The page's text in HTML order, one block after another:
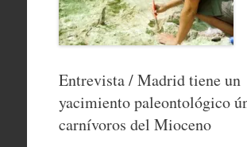
Entrevista / Madrid tiene un
yacimiento paleontológico
carnívoros del Mioceno